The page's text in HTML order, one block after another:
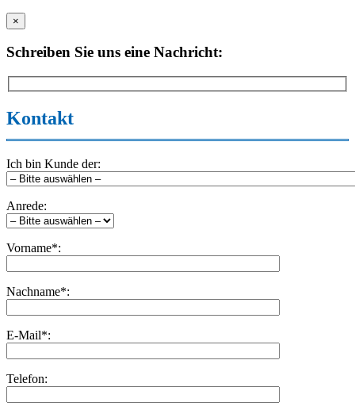
×
Schreiben Sie uns eine Nachricht:
Kontakt
Ich bin Kunde der:
Anrede:
Vorname*:
Nachname*:
E-Mail*:
Telefon: